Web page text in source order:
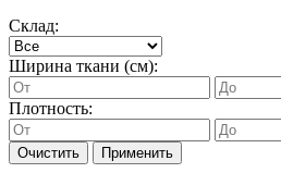
Склад:
Ширина ткани (см):
Плотность:
Очистить Применить